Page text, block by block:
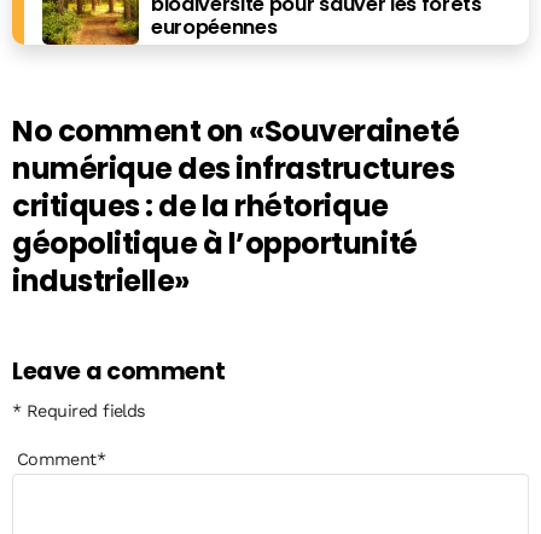
européennes
No comment on«Souveraineté
numérique des infrastructures
critiques : de la rhétorique
géopolitique à l’opportunité
industrielle»
Leave a comment
* Required fields
Comment*